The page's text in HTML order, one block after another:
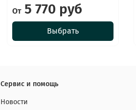
От5 770 руб
Выбрать
Сервис и помощь
Новости